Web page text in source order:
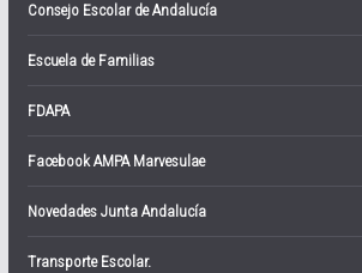
Consejo Escolar de Andalucía
Escuela de Familias
FDAPA
Facebook AMPA Marvesulae
Novedades Junta Andalucía
Transporte Escolar.